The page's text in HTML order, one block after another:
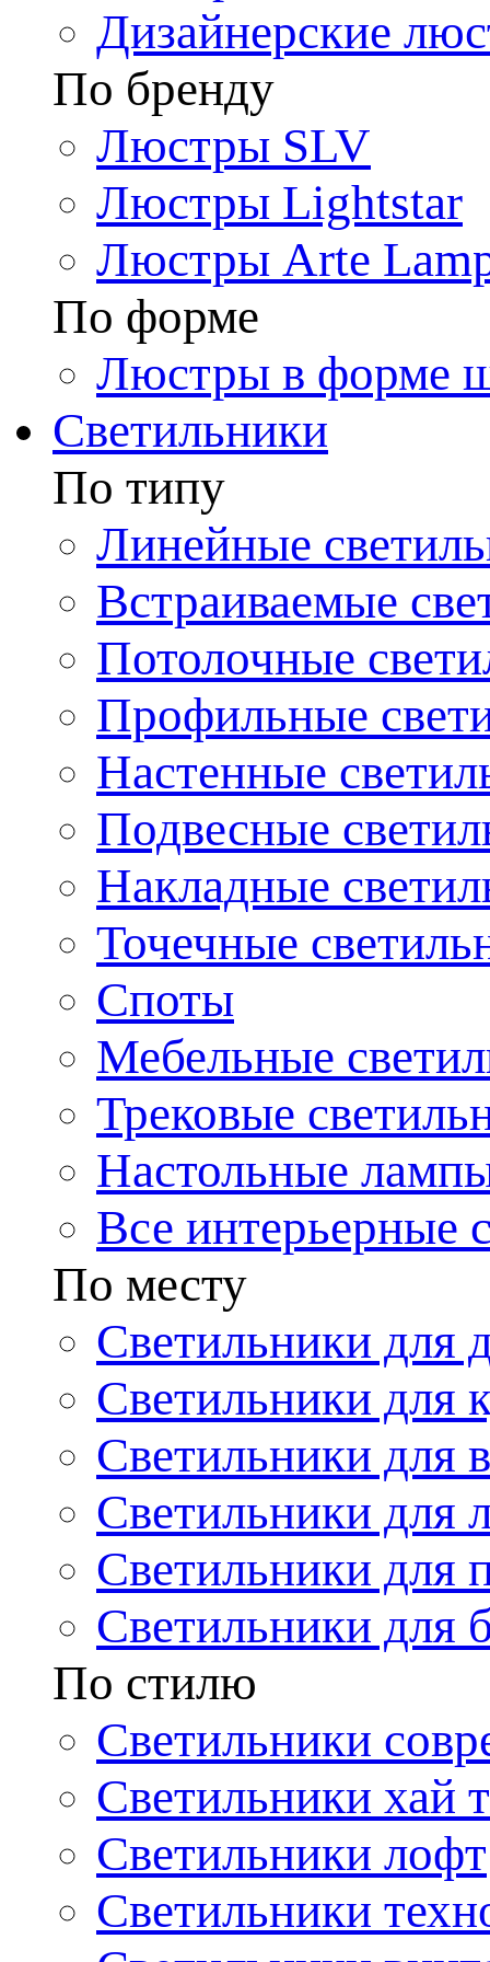
Дизайнерские
По бренду
Люстры SLV
Люстры Lightstar
Люстры Arte
По форме
Люстры в форме
Светильники
По типу
Линейные
Встраиваемые
Потолочные
Профильные
Настенные
Подвесные
Накладные
Точечные
Споты
Мебельные
Трековые
Настольные
Все интерьерные
По месту
Светильники для
Светильники для
Светильники для
Светильники для
Светильники для
Светильники для
По стилю
Светильники
Светильники хай
Светильники лофт
Светильники